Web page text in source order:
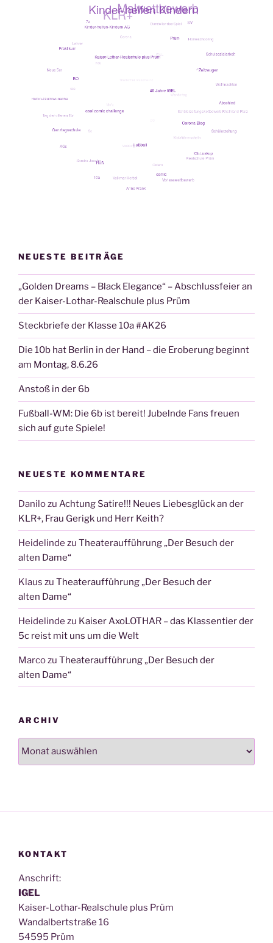
NEUESTE BEITRÄGE
„Golden Dreams – Black Elegance“ – Abschlussfeier an
der Kaiser-Lothar-Realschule plus Prüm
Steckbriefe der Klasse 10a #AK26
Die 10b hat Berlin in der Hand – die Eroberung beginnt
am Montag, 8.6.26
Anstoß in der 6b
Fußball-WM: Die 6b ist bereit! Jubelnde Fans freuen
sich auf gute Spiele!
NEUESTE KOMMENTARE
Danilozu Achtung Satire!!! Neues Liebesglück an der
KLR+, Frau Gerigk und Herr Keith?
Heidelinde zu Theateraufführung „Der Besuch der
alten Dame“
Klaus zu Theateraufführung „Der Besuch der
alten Dame“
Heidelinde zu Kaiser AxoLOTHAR – das Klassentier der
5c reist mit uns um die Welt
Marcozu Theateraufführung „Der Besuch der
alten Dame“
ARCHIV
KONTAKT
Anschrift:
IGEL
Kai­ser-Lothar-Real­schu­le plus Prüm
Wan­dal­bert­stra­ße 16
54595 Prüm